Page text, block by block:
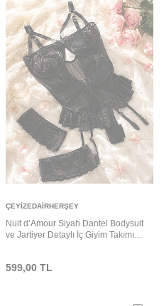
ÇEYIZEDAIRHERŞEY
Nuit d’Amour Siyah Dantel Bodysuit
ve Jartiyer Detaylı İç Giyim Takımı
599,00 TL